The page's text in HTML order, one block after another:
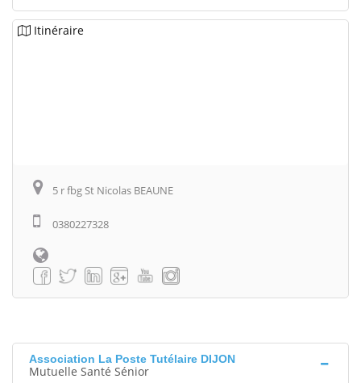
Itinéraire
5 r fbg St Nicolas BEAUNE
0380227328
Association La Poste Tutélaire DIJON
Mutuelle Santé Sénior